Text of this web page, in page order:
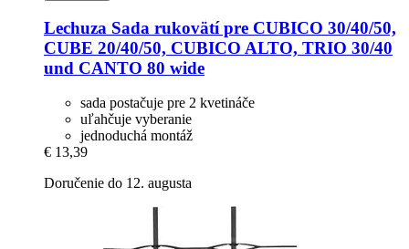
Lechuza Sada rukovätí pre CUBICO 30/40/50,
CUBE 20/40/50, CUBICO ALTO, TRIO 30/40
und CANTO 80 wide
sada postačuje pre 2 kvetináče
uľahčuje vyberanie
jednoduchá montáž
€ 13,39
Doručenie do 12. augusta